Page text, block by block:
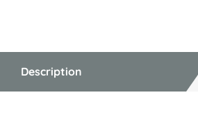
Description